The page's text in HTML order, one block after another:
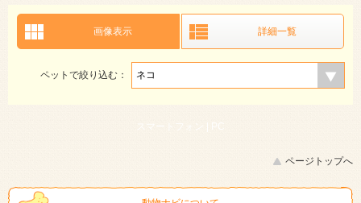
画像表示 詳細一覧
ペットで絞り込む：
スマートフォン | PC
ページトップへ